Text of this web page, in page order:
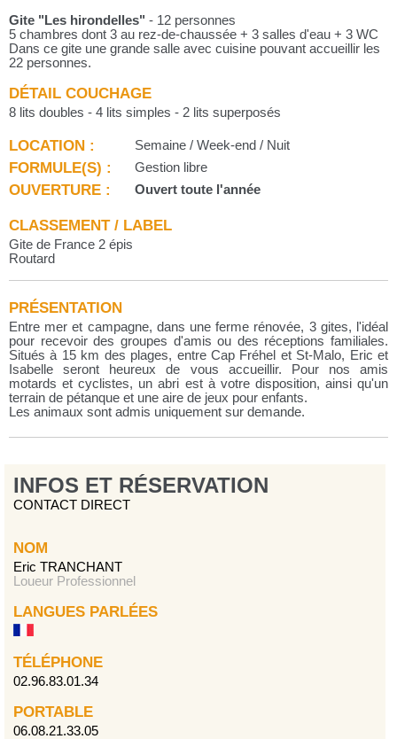
Gite "Les hirondelles" - 12 personnes
5 chambres dont 3 au rez-de-chaussée + 3 salles d'eau + 3 WC
Dans ce gite une grande salle avec cuisine pouvant accueillir les
22 personnes.
DÉTAIL COUCHAGE
8 lits doubles - 4 lits simples - 2 lits superposés
LOCATION : Semaine / Week-end / Nuit
FORMULE(S) : Gestion libre
OUVERTURE : Ouvert toute l'année
CLASSEMENT / LABEL
Gite de France 2 épis
Routard
PRÉSENTATION
Entre mer et campagne, dans une ferme rénovée, 3 gites, l'idéal
pour recevoir des groupes d'amis ou des réceptions familiales.
Situés à 15 km des plages, entre Cap Fréhel et St-Malo, Eric et
Isabelle seront heureux de vous accueillir. Pour nos amis
motards et cyclistes, un abri est à votre disposition, ainsi qu'un
terrain de pétanque et une aire de jeux pour enfants.
Les animaux sont admis uniquement sur demande.
INFOS ET RÉSERVATION
CONTACT DIRECT
NOM
Eric TRANCHANT
Loueur Professionnel
LANGUES PARLÉES
TÉLÉPHONE
02.96.83.01.34
PORTABLE
06.08.21.33.05